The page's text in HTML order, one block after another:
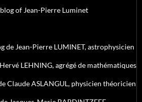
of Jean-Pierre Luminet
de Jean-Pierre LUMINET, astrophysicien
LEHNING, agrégé de mathématiques
Claude ASLANGUL, physicien théoricien